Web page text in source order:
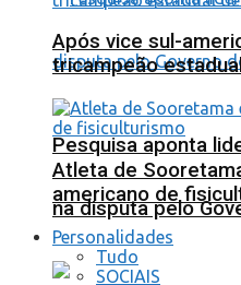
Pesquisa aponta
na disputa pelo
Após vice sul-
tricampeão
Atleta de
americano de
Personalidades
Tudo
SOCIAIS